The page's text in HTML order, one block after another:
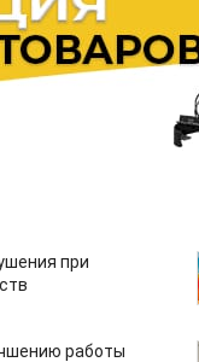
при
работы